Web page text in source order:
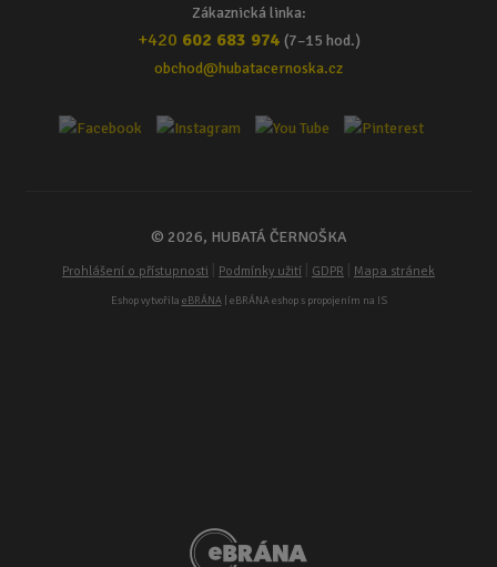
Zákaznická linka:
+420 602 683 974 (7–15 hod.)
obchod@hubatacernoska.cz
© 2026, HUBATÁ ČERNOŠKA
Prohlášení o přístupnosti Podmínky užití GDPR Mapa stránek
Eshop vytvořila eBRÁNA| eBRÁNA eshop s propojením na IS